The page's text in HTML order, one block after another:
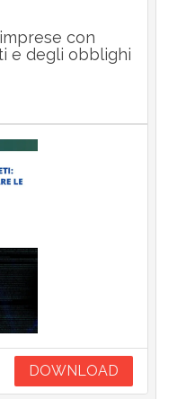
con
e degli obblighi
DOWNLOAD